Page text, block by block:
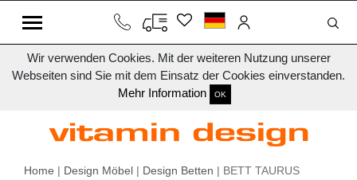
Wir verwenden Cookies. Mit der weiteren Nutzung unserer
Webseiten sind Sie mit dem Einsatz der Cookies einverstanden.
Mehr Information
OK
Home | Design Möbel | Design Betten | BETT TAURUS